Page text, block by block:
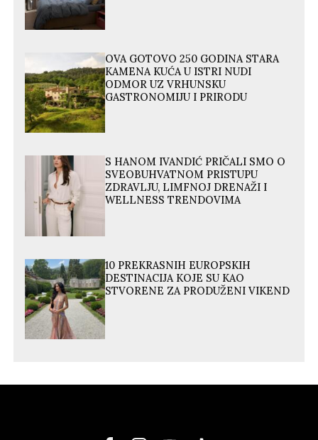
OVA GOTOVO 250 GODINA STARA
KAMENA KUĆA U ISTRI NUDI
ODMOR UZ VRHUNSKU
GASTRONOMIJU I PRIRODU
S HANOM IVANDIĆ PRIČALI SMO O
SVEOBUHVATNOM PRISTUPU
ZDRAVLJU, LIMFNOJ DRENAŽI I
WELLNESS TRENDOVIMA
10 PREKRASNIH EUROPSKIH
DESTINACIJA KOJE SU KAO
STVORENE ZA PRODUŽENI VIKEND